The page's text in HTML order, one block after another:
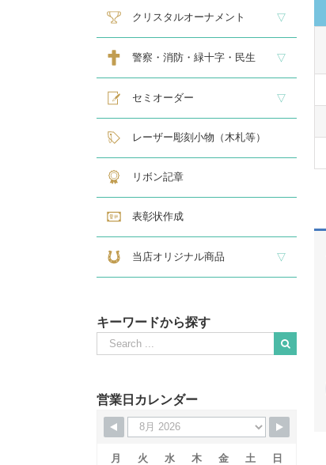
スタンダードメダル
大きなメダル(70mmφ～)
レリーフ式勲章型メダル
オリジナルメダル
メダルケース
クリスタルオーナメント
スタンダードクリスタル１
スタンダードクリスタル２
ゴルフ専用クリスタル
警察・消防・緑十字・民生
レリーフ交換式各種
民生・緑十字専用楯
自衛隊専用
警察消防関連メダル
セミオーダー
サンドブラスト
レーザー彫刻楯
フルカラーダイレクトプリント
インクジェットプリントエポ
オリジナル木札
レーザー彫刻小物（木札等）
リボン記章
表彰状作成
当店オリジナル商品
キーワードから探す
Search
for:
営業日カレンダー
月 火 水 木 金 土
日